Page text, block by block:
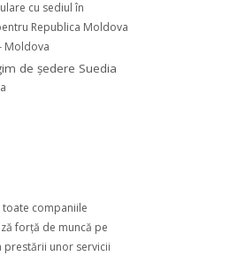
cu sediul în
Republica Moldova
Moldova
de şedere Suedia
companiile
forţă de muncă pe
prestării unor servicii